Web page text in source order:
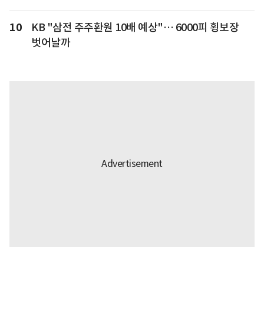
10
KB "삼전 주주환원 10배 예상"… 6000피 횡보장
벗어날까